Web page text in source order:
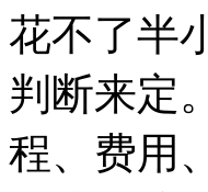
花不了半
判断来定
程、费用